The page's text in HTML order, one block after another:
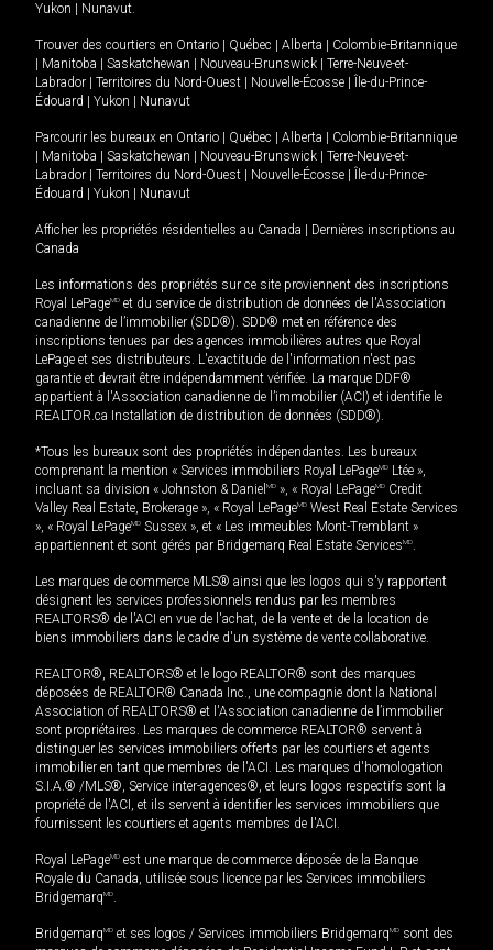
Yukon
Nunavut.
Trouver des courtiers en Ontario Québec Alberta
Colombie-Britannique
Manitoba Saskatchewan Nouveau-Brunswick
Terre-Neuve-et-
Labrador
Territoires du Nord-Ouest Nouvelle-Écosse
Île-du-Prince-
Édouard
Yukon Nunavut
Parcourir les bureaux en Ontario Québec Alberta
Colombie-Britannique
Manitoba Saskatchewan Nouveau-Brunswick
Terre-Neuve-et-
Labrador
Territoires du Nord-Ouest Nouvelle-Écosse
Île-du-Prince-
Édouard
Yukon Nunavut
Afficher les propriétés résidentielles au Canada
Dernières inscriptions au
Canada
Les informations des propriétés sur ce site proviennent des inscriptions
Royal LePageMD et du service de distribution de données de l'Association
canadienne de l’immobilier (SDD®). SDD® met en référence des
inscriptions tenues par des agences immobilières autres que Royal
LePage et ses distributeurs. L'exactitude de l'information n'est pas
garantie et devrait être indépendamment vérifiée. La marque DDF®
appartient à l'Association canadienne de l’immobilier (ACI) et identifie le
REALTOR.ca Installation de distribution de données (SDD®).
*Tous les bureaux sont des propriétés indépendantes. Les bureaux
comprenant la mention « Services immobiliers Royal LePageMD Ltée »,
incluant sa division « Johnston & Daniel MD », « Royal LePageMD Credit
Valley Real Estate, Brokerage », « Royal LePageMD West Real Estate Services
», « Royal LePageMD Sussex », et « Les immeubles Mont-Tremblant »
appartiennent et sont gérés par Bridgemarq Real Estate ServicesMD.
Les marques de commerce MLS® ainsi que les logos qui s'y rapportent
désignent les services professionnels rendus par les membres
REALTORS® de l'ACI en vue de l'achat, de la vente et de la location de
biens immobiliers dans le cadre d'un système de vente collaborative.
REALTOR®, REALTORS® et le logo REALTOR® sont des marques
déposées de REALTOR® Canada Inc., une compagnie dont la National
Association of REALTORS® et l'Association canadienne de l’immobilier
sont propriétaires. Les marques de commerce REALTOR® servent à
distinguer les services immobiliers offerts par les courtiers et agents
immobilier en tant que membres de l'ACI. Les marques d'homologation
S.I.A.® /MLS®, Service inter-agences®, et leurs logos respectifs sont la
propriété de l'ACI, et ils servent à identifier les services immobiliers que
fournissent les courtiers et agents membres de l'ACI.
Royal LePageMD est une marque de commerce déposée de la Banque
Royale du Canada, utilisée sous licence par les Services immobiliers
BridgemarqMD.
BridgemarqMD et ses logos / Services immobiliers BridgemarqMD sont des